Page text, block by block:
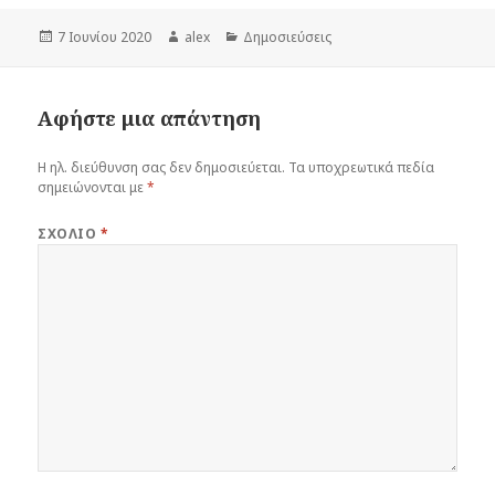
Δημοσιεύτηκε
7 Ιουνίου 2020 Συντάκτης
alex Κατηγορίες
Δημοσιεύσεις
Αφήστε μια απάντηση
Η ηλ. διεύθυνση σας δεν δημοσιεύεται. Τα υποχρεωτικά πεδία
σημειώνονται με*
ΣΧΌΛΙΟ *